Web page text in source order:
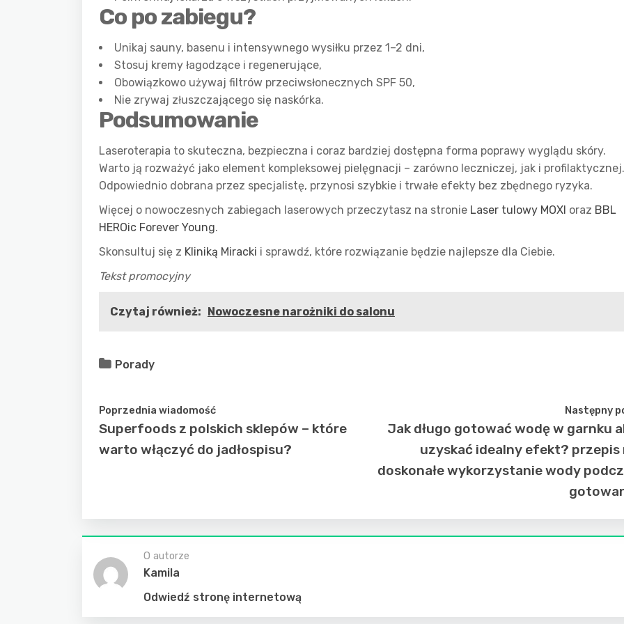
Co po zabiegu?
Unikaj sauny, basenu i intensywnego wysiłku przez 1–2 dni,
Stosuj kremy łagodzące i regenerujące,
Obowiązkowo używaj filtrów przeciwsłonecznych SPF 50,
Nie zrywaj złuszczającego się naskórka.
Podsumowanie
Laseroterapia to skuteczna, bezpieczna i coraz bardziej dostępna forma poprawy wyglądu skóry.
Warto ją rozważyć jako element kompleksowej pielęgnacji – zarówno leczniczej, jak i profilaktycznej.
Odpowiednio dobrana przez specjalistę, przynosi szybkie i trwałe efekty bez zbędnego ryzyka.
Więcej o nowoczesnych zabiegach laserowych przeczytasz na stronie Laser tulowy MOXI oraz BBL
HEROic Forever Young.
Skonsultuj się z Kliniką Miracki i sprawdź, które rozwiązanie będzie najlepsze dla Ciebie.
Tekst promocyjny
Czytaj również: Nowoczesne narożniki do salonu
Porady
Poprzednia wiadomość
Superfoods z polskich sklepów – które
warto włączyć do jadłospisu?
Następny
Jak długo gotować wodę w garnku
uzyskać idealny efekt? przepis
doskonałe wykorzystanie wody
O autorze
Kamila
Odwiedź stronę internetową